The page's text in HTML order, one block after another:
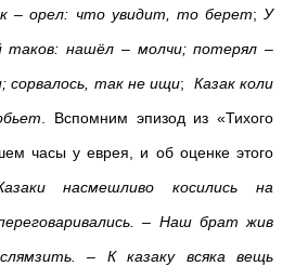
– орел: что увидит, то берет;У
таков: нашёл – молчи; потерял –
сорвалось, так не ищи; Казак коли
. Вспомним эпизод из «Тихого
часы у еврея, и об оценке этого
насмешливо косились на
– Наш брат жив
– К казаку всяка вещь